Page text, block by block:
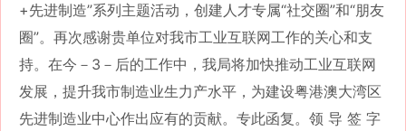
+先进制造”系列主题活动，创建人才专属“社交圈”和“朋友
圈”。再次感谢贵单位对我市工业互联网工作的关心和支
持。在今－3－后的工作中，我局将加快推动工业互联网
发展，提升我市制造业生力产水平，为建设粤港澳大湾区
先进制造业中心作出应有的贡献。专此函复。领 导 签 字